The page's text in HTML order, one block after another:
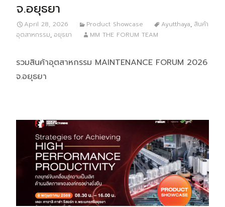
จ.อยุธยา
April 28, 2026 Product Showcase Ayutthaya สินค้า
อุตสาหกรรม อยุธยา MM THE FORUM TEAM
รวมสินค้าอุตสาหกรรม MAINTENANCE FORUM 2026
จ.อยุธยา